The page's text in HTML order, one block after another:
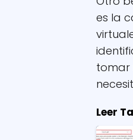
es la
tomar
Leer